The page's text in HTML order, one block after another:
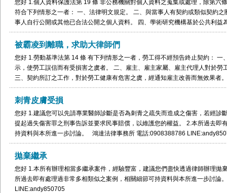
您好 1.個人資料保護法第 19 條 非公務機關對個人資料之蒐集或處理，除第六
符合下列情形之一者： 一、法律明文規定。 二、與當事人有契約或類似契約
事人自行公開或其他已合法公開之個人資料。 四、學術研究機構基於公共利益
供者處理後或經蒐集者依其揭露方式無從識別特定之當事人。 五、經當事人同
人資料取自於一般可得之來源。但當事人對該資料之禁止處理或利用，顯有更
當事人之請求，刪除、停止處理或利用該個人資料。 個人資料保護法第 20 條
一項所規定資料外，應於蒐集之特定目的必要範圍內為之。但有下列情形之一
規定。 二、為增進公共利益所必要。 三、為免除當事人之生命、身體、自由
其揭露方式無從識別特定之當事人。 六、經當事人同意。 七、有利於當事人
行銷者，當事人表示拒絕接受行銷時，應即停止利用其個人資料行銷。 非公務
接受行銷之方式，並支付所需費用。 個人資料保護法第 41 條 意圖為自己或第
第六條第一項、第十五條、第十六條、第十九條、第二十條第一項規定，或依
生損害於他人者，處五年以下有期徒刑，得併科新臺幣一百萬元以下罰金。 2.
建議您可以透過律師協助處理，以維護您的權益。 3.本所過去即有處理過非常
進一步討論。 鴻達法律事務所 電話:0908388786 LINE:andy850705
被霸凌到離職，求助大律師們
您好 1.勞動基準法第 14 條 有下列情形之一者，勞工得不經預告終止契約： 一
示，使勞工誤信而有受損害之虞者。 二、雇主、雇主家屬、雇主代理人對於勞
三、契約所訂之工作，對於勞工健康有危害之虞，經通知雇主改善而無效果者
定傳染病，對共同工作之勞工有傳染之虞，且重大危害其健康者。 五、雇主
之勞工不供給充分之工作者。 六、雇主違反勞動契約或勞工法令，致有損害勞
日起，三十日內為之。 有第一項第二款或第四款情形，雇主已將該代理人間之
已接受治療時，勞工不得終止契約。 第十七條規定於本條終止契約準用之。
相關細節可持資料與本所進一步討論。 鴻達法律事務所 電話:0908388786
刺青皮膚受損
您好 1.建議您可以先請專業醫師診斷是否為刺青之疏失而造成之傷害，若經診
提起過失傷害罪之刑事告訴並要求民事賠償，以維護您的權益。 2.本所過去即
持資料與本所進一步討論。 鴻達法律事務所 電話:0908388786
拋棄繼承
您好 1.本所有辦理相當多繼承案件，經驗豐富，建議您們盡快透過律師辦理拋
所過去即有處理過非常多相類似之案例，相關細節可持資料與本所進一步討
LINE:andy850705